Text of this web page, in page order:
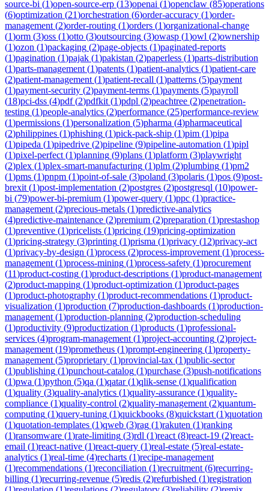
source-bi (1)open-source-erp (13)openai (1)openclaw (85)operations
(6)optimization (21)orchestration (6)order-accuracy (1)order-
management (2)order-routing (1)orders (1)organizational-change
(1)orm (3)oss (1)otto (3)outsourcing (3)owasp (1)owl (2)ownership
(1)ozon (1)packaging (2)page-objects (1)paginated-reports
(1)pagination (1)pajak (1)pakistan (2)paperless (1)parts-distribution
(1)parts-management (1)patents (1)patient-analytics (1)patient-care
(2)patient-management (1)patient-recall (1)patterns (5)payment
(1)payment-security (2)payment-terms (1)payments (5)payroll
(18)pci-dss (4)pdf(2)pdfkit (1)pdpl (2)peachtree (2)penetration-
testing (1)people-analytics (2)performance (25)performance-review
(1)permissions (1)personalization (5)pharma (4)pharmaceutical
(2)philippines (1)phishing (1)pick-pack-ship (1)pim (1)pipa
(1)pipeda (1)pipedrive (2)pipeline (9)pipeline-automation (1)pipl
(1)pixel-perfect (1)planning (9)plans (1)platform (3)playwright
(2)plex (1)plex-smart-manufacturing (1)plm (2)plumbing (1)pm2
(1)pms (1)pnpm (1)point-of-sale (3)poland (3)polaris (1)pos (9)post-
brexit (1)post-implementation (2)postgres (2)postgresql (10)power-
bi (79)power-bi-premium (1)power-query (1)ppc (1)practice-
management (2)precious-metals (1)predictive-analytics
(4)predictive-maintenance (2)premium (2)preparation (1)prestashop
(1)preventive (1)pricelists (1)pricing (19)pricing-optimization
(1)pricing-strategy (3)printing (1)prisma (1)privacy (12)privacy-act
(1)privacy-by-design (1)process (2)process-improvement (1)process-
management (1)process-mining (1)process-safety (1)procurement
(11)product-costing (1)product-descriptions (1)product-management
(2)product-mapping (1)product-optimization (1)product-pages
(1)product-photography (1)product-recommendations (1)product-
visualization (1)production (7)production-dashboards (1)production-
management (1)production-planning (2)production-scheduling
(1)productivity (9)productization (1)products (1)professional-
services (4)program-management (1)project-accounting (2)project-
management (19)prometheus (1)prompt-engineering (1)property-
management (5)proprietary (1)provincial-tax (1)public-sector
(1)publishing (1)punchout-catalog (1)purchase (3)push-notifications
(1)pwa (1)python (5)qa (1)qatar(1)qlik-sense (1)qualification
(1)quality (3)quality-analytics (1)quality-assurance (1)quality-
compliance (1)quality-control (2)quality-management (2)quantum-
computing (1)query-tuning (1)quickbooks (8)quickstart (1)quotation
(1)quotation-templates (1)qweb (3)rag (1)rakuten (1)ranking
(1)ransomware (1)rate-limiting (3)rdl (1)react (8)react-19 (2)react-
email (1)react-native (1)react-query (1)real-estate (5)real-estate-
analytics (1)real-time (4)recharts (1)recipe-management
(1)recommendations (1)reconciliation (1)recruitment (6)recurring-
billing (1)recurring-revenue (5)redis (2)refurbished (1)registration